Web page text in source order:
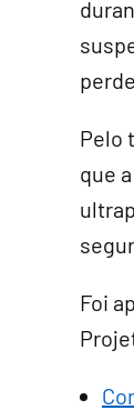
Pelo
que
Foi